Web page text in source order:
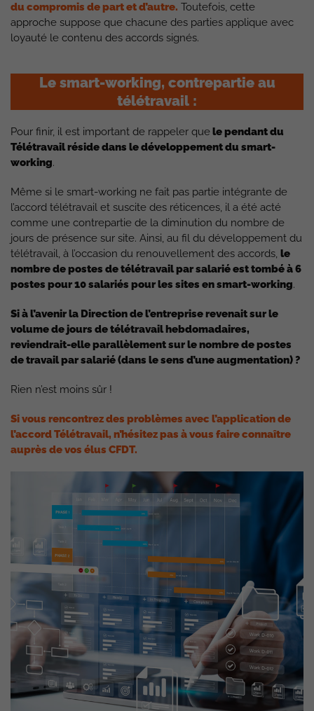
du compromis de part et d’autre. Toutefois, cette
approche suppose que chacune des parties applique avec
loyauté le contenu des accords signés.
Le smart-working, contrepartie au
télétravail :
Pour finir, il est important de rappeler quele pendant du
Télétravail réside dans le développement du smart-
working.
Même si le smart-working ne fait pas partie intégrante de
l’accord télétravail et suscite des réticences, il a été acté
comme une contrepartie de la diminution du nombre de
jours de présence sur site. Ainsi, au fil du développement du
télétravail, à l’occasion du renouvellement des accords, le
nombre de postes de télétravail par salarié est tombé à 6
postes pour 10 salariés pour les sites en smart-working.
Si à l’avenir la Direction de l’entreprise revenait sur le
volume de jours de télétravail hebdomadaires,
reviendrait-elle parallèlement sur le nombre de postes
de travail par salarié (dans le sens d’une augmentation) ?
Rien n’est moins sûr !
Si vous rencontrez des problèmes avec l’application de
l’accord Télétravail, n’hésitez pas à vous faire connaître
auprès de vos élus CFDT.